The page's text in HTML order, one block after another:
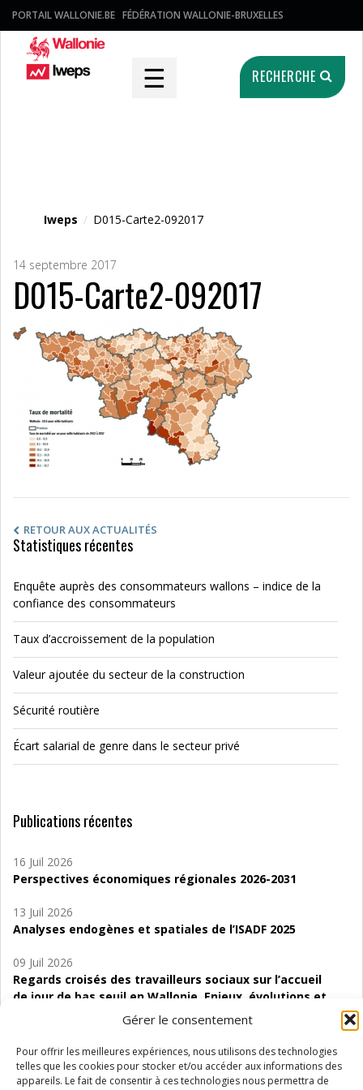
Gérer le consentement
Pour offrir les meilleures expériences, nous utilisons des technologies
telles que les cookies pour stocker et/ou accéder aux informations des
appareils. Le fait de consentir à ces technologies nous permettra de
PORTAIL WALLONIE.BE FÉDÉRATION WALLONIE-BRUXELLES
☰ RECHERCHE
Iweps / D015-Carte2-092017
14 septembre 2017
D015-Carte2-092017
RETOUR AUX ACTUALITÉS
Statistiques récentes
Enquête auprès des consommateurs wallons – indice de la
confiance des consommateurs
Taux d’accroissement de la population
Valeur ajoutée du secteur de la construction
Sécurité routière
Écart salarial de genre dans le secteur privé
Publications récentes
16 Juil 2026
Perspectives économiques régionales 2026-2031
13 Juil 2026
Analyses endogènes et spatiales de l’ISADF 2025
09 Juil 2026
Regards croisés des travailleurs sociaux sur l’accueil
de jour de bas seuil en Wallonie. Enjeux, évolutions et
06 Juil 2026
Étude d’évaluabilité des Structures
d’accompagnement à l’autocréation d’emploi (SAACE)